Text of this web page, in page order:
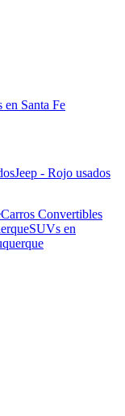
Santa Fe
Jeep - Rojo usados
Carros Convertibles
SUVs en